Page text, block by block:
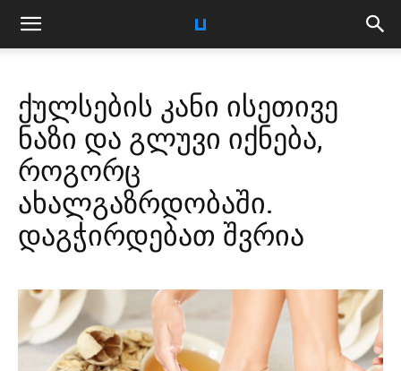
ქულსების კანი ისეთივე
ნაზი და გლუვი იქნება,
როგორც
ახალგაზრდობაში.
დაგჭირდებათ შვრია